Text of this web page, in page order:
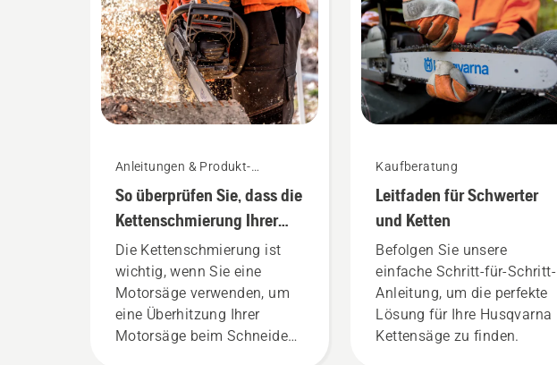
Anleitungen & Produkt-
So überprüfen Sie, dass die
Kettenschmierung Ihrer
Kettensäge funktioniert
Die Kettenschmierung ist
wichtig, wenn Sie eine
Motorsäge verwenden, um
eine Überhitzung Ihrer
Motorsäge beim Schneiden
Kaufberatung
Leitfaden für Schwerter
und Ketten
Befolgen Sie unsere
einfache Schritt-für-Schritt-
Anleitung, um die perfekte
Lösung für Ihre Husqvarna
Kettensäge zu finden.